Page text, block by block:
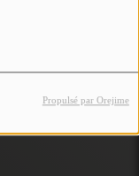
Propulsé par Orejime